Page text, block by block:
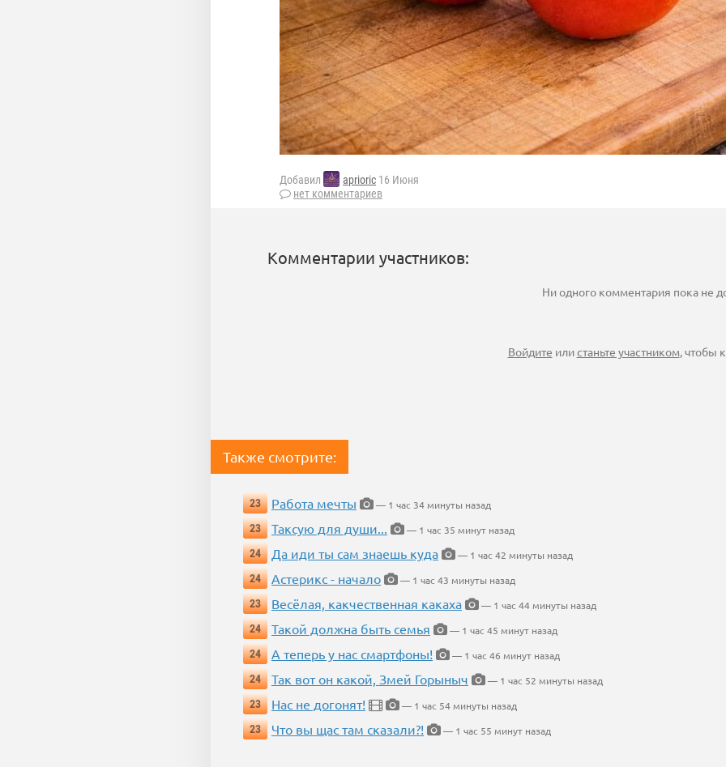
Добавил aprioric 16 Июня
нет комментариев
Комментарии участников:
Ни одного комментария пока не
Войдите илистаньте участником, чтобы
Также смотрите:
23 Работа мечты
— 1 час 34 минуты назад
23
Таксую для души...
— 1 час 35 минут назад
24
Да иди ты сам знаешь куда
— 1 час 42 минуты назад
24
Астерикс - начало
— 1 час 43 минуты назад
23
Весёлая, какчественная какаха
— 1 час 44 минуты назад
24
Такой должна быть семья
— 1 час 45 минут назад
24
А теперь у нас смартфоны!
— 1 час 46 минут назад
24
Так вот он какой, Змей Горыныч
— 1 час 52 минуты назад
23
Нас не догонят!
— 1 час 54 минуты назад
23
Что вы щас там сказали?! — 1 час 55 минут назад